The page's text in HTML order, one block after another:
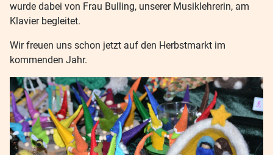
wurde dabei von Frau Bulling, unserer Musiklehrerin, am
Klavier begleitet.
Wir freuen uns schon jetzt auf den Herbstmarkt im
kommenden Jahr.